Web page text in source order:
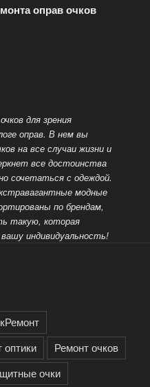
оправ очков
для зрения
оправ. В нем вы
на все случаи жизни и
все достоинства
сочетаться с одеждой.
модные
по брендам,
такую, которая
индивидуальность!
оптики
Ремонт очков
очки